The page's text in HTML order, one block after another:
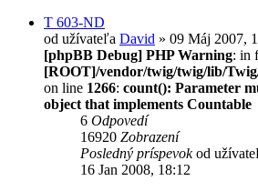
T 603-ND
od užívateľa David » 09 Máj 2007,
[phpBB Debug] PHP Warning: in
[ROOT]/vendor/twig/twig/lib/
on line 1266: count(): Parameter
object that implements Countable
6 Odpovedí
16920 Zobrazení
Posledný príspevokod
16 Jan 2008, 18:12